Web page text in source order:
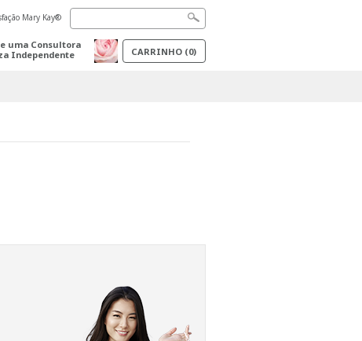
Mary Kay®
uma Consultora
Independente
CARRINHO (0)